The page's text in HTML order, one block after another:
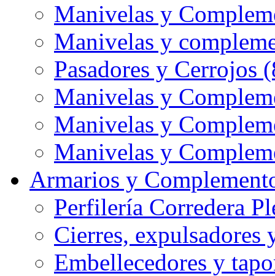
Manivelas y
Manivelas y
Pasadores y Cerrojos
Manivelas y
Manivelas y
Manivelas y
Armarios y
Perfilería Corredera
Cierres, expulsadores
Embellecedores y